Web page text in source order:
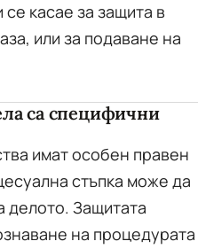
касае за защита в
или за подаване на
са специфични
имат особен правен
стъпка може да
делото. Защитата
на процедурата